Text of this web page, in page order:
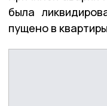
была
пущено в